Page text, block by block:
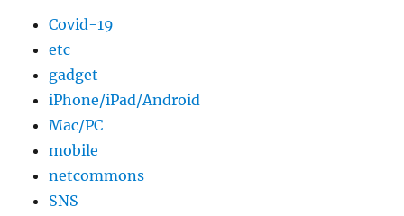
Covid-19
etc
gadget
iPhone/iPad/Android
Mac/PC
mobile
netcommons
SNS